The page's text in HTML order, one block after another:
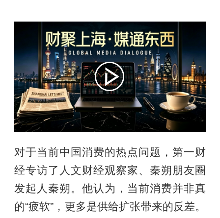
对于当前中国消费的热点问题，第一财
经专访了人文财经观察家、秦朔朋友圈
发起人秦朔。他认为，当前消费并非真
的“疲软”，更多是供给扩张带来的反差。